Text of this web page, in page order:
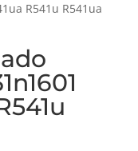
R541u R541ua